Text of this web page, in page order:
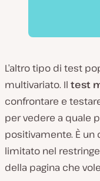
L’altro tipo di test
multivariato. Il test
confrontare e
per vedere a quale
positivamente. È
limitato nel
della pagina che